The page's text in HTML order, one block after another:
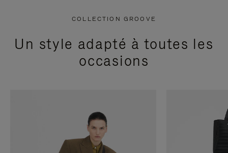
COLLECTION GROOVE
Un style adapté à toutes les
occasions